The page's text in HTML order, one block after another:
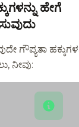
ಹೇಗೆ
ಗೌಪ್ಯತಾ
ನೀವು: